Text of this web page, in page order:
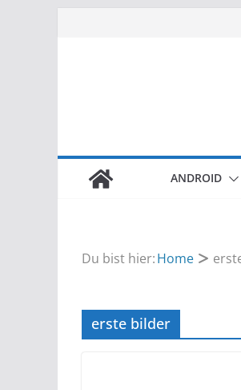
ANDROID
Du bist hier:Home
erste bilder